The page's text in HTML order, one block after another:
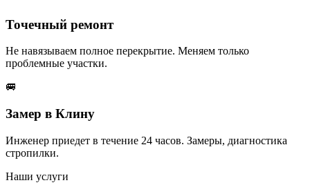
Точечный ремонт
Не навязываем полное перекрытие. Меняем только
проблемные участки.
🚐
Замер в Клину
Инженер приедет в течение 24 часов. Замеры, диагностика
стропилки.
Наши услуги